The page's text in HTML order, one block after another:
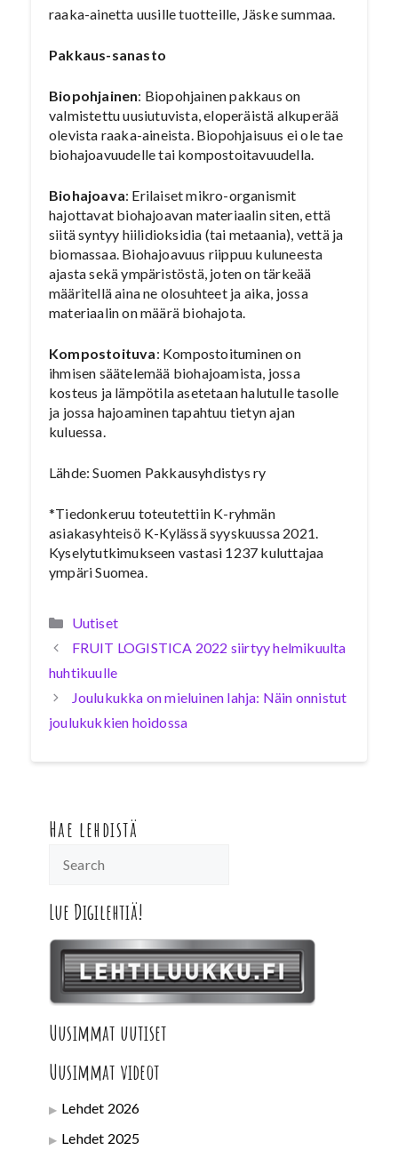
raaka-ainetta uusille tuotteille, Jäske summaa.
Pakkaus-sanasto
Biopohjainen: Biopohjainen pakkaus on
valmistettu uusiutuvista, eloperäistä alkuperää
olevista raaka-aineista. Biopohjaisuus ei ole tae
biohajoavuudelle tai kompostoitavuudella.
Biohajoava: Erilaiset mikro-organismit
hajottavat biohajoavan materiaalin siten, että
siitä syntyy hiilidioksidia (tai metaania), vettä ja
biomassaa. Biohajoavuus riippuu kuluneesta
ajasta sekä ympäristöstä, joten on tärkeää
määritellä aina ne olosuhteet ja aika, jossa
materiaalin on määrä biohajota.
Kompostoituva: Kompostoituminen on
ihmisen säätelemää biohajoamista, jossa
kosteus ja lämpötila asetetaan halutulle tasolle
ja jossa hajoaminen tapahtuu tietyn ajan
kuluessa.
Lähde: Suomen Pakkausyhdistys ry
*Tiedonkeruu toteutettiin K-ryhmän
asiakasyhteisö K-Kylässä syyskuussa 2021.
Kyselytutkimukseen vastasi 1237 kuluttajaa
ympäri Suomea.
Kategoriat
Uutiset
FRUIT LOGISTICA 2022 siirtyy helmikuulta
huhtikuulle
Joulukukka on mieluinen lahja: Näin onnistut
joulukukkien hoidossa
Hae lehdistä
Lue Digilehtiä!
Uusimmat uutiset
Uusimmat videot
Lehdet 2026
Lehdet 2025